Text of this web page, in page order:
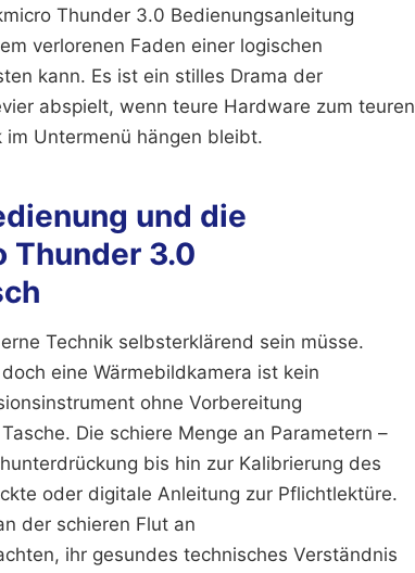
Thunder 3.0 Bedienungsanleitung
verlorenen Faden einer logischen
kann. Es ist ein stilles Drama der
abspielt, wenn teure Hardware zum teuren
Untermenü hängen bleibt.
und die
Thunder 3.0
Technik selbsterklärend sein müsse.
eine Wärmebildkamera ist kein
ohne Vorbereitung
Die schiere Menge an Parametern –
bis hin zur Kalibrierung des
oder digitale Anleitung zur Pflichtlektüre.
der schieren Flut an
ihr gesundes technisches Verständnis